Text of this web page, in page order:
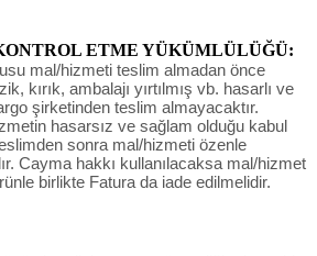
ETME YÜKÜMLÜLÜĞÜ:
mal/hizmeti teslim almadan önce
kırık, ambalajı yırtılmış vb. hasarlı ve
şirketinden teslim almayacaktır.
hasarsız ve sağlam olduğu kabul
sonra mal/hizmeti özenle
Cayma hakkı kullanılacaksa mal/hizmet
birlikte Fatura da iade edilmelidir.